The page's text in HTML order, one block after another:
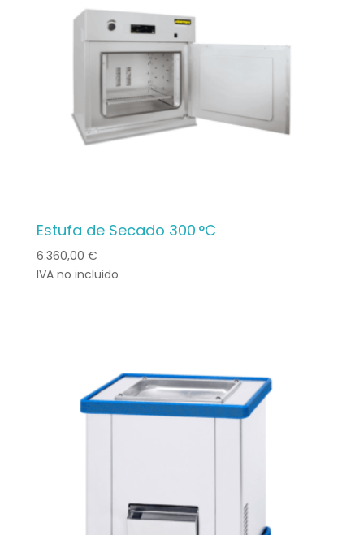
Estufa de Secado 300 °C
6.360,00 €
IVA no incluido